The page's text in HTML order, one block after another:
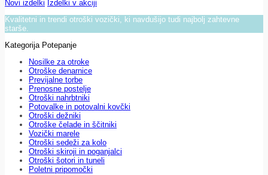
Novi izdelki Izdelki v akciji
Kvalitetni in trendi otroški vozički, ki navdušijo tudi najbolj zahtevne
starše.
Kategorija Potepanje
Nosilke za otroke
Otroške denarnice
Previjalne torbe
Prenosne postelje
Otroški nahrbtniki
Potovalke in potovalni kovčki
Otroški dežniki
Otroške čelade in ščitniki
Vozički marele
Otroški sedeži za kolo
Otroški skiroji in poganjalci
Otroški šotori in tuneli
Poletni pripomočki